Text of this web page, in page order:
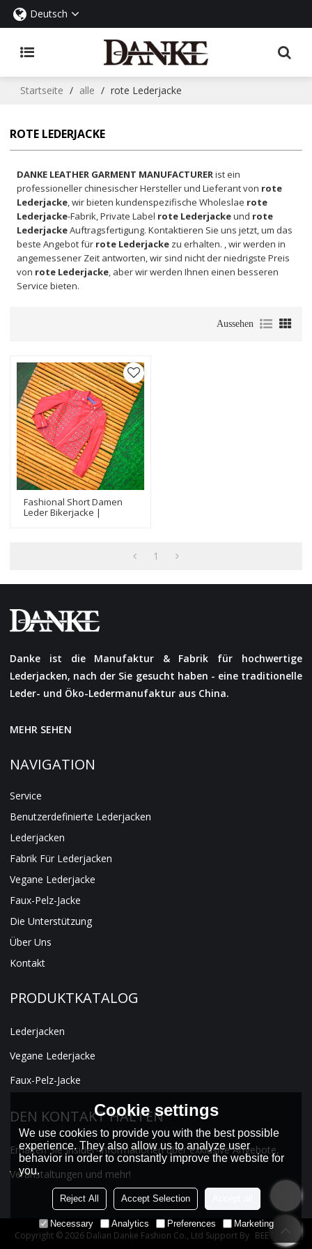
Deutsch
Startseite / alle / rote Lederjacke
ROTE LEDERJACKE
DANKE LEATHER GARMENT MANUFACTURERist ein
professioneller chinesischer Hersteller und Lieferant von rote
Lederjacke, wir bieten kundenspezifische Wholeslae rote
Lederjacke-Fabrik, Private Label rote Lederjackeund rote
LederjackeAuftragsfertigung. Kontaktieren Sie uns jetzt, um das
beste Angebot für rote Lederjacke zu erhalten. , wir werden in
angemessener Zeit antworten, wir sind nicht der niedrigste Preis
von rote Lederjacke, aber wir werden Ihnen einen besseren
Service bieten.
Aussehen
Fashional Short Damen
Leder Bikerjacke |
1
Danke ist die Manufaktur & Fabrik für hochwertige
Lederjacken, nach der Sie gesucht haben - eine traditionelle
Leder- und Öko-Ledermanufaktur aus China.
MEHR SEHEN
NAVIGATION
Service
Benutzerdefinierte Lederjacken
Lederjacken
Fabrik Für Lederjacken
Vegane Lederjacke
Faux-Pelz-Jacke
Die Unterstützung
Über Uns
Kontakt
PRODUKTKATALOG
Lederjacken
Vegane Lederjacke
Faux-Pelz-Jacke
DEN KONTAKT HALTEN
Erhalten Sie Insider-Informationen über exklusive Angebote,
Veranstaltungen und mehr!
Copyright © 2026 Dalian Danke Fashion Co., Ltd Support By BEE Cloud
Cookie settings
We use cookies to provide you with the best possible
experience. They also allow us to analyze user
behavior in order to constantly improve the website for
you.
Reject All Accept Selection
Necessary Analytics Preferences Marketing